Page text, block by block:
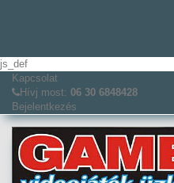
js_def
Kapcsolat
Hívj most: 06 30 6848428
Bejelentkezés